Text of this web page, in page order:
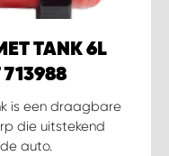
TANK 6L
713988
is een draagbare
die uitstekend
auto.